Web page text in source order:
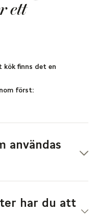
ett
kök finns det en
först:
användas
annat? Tänk noga
har du att